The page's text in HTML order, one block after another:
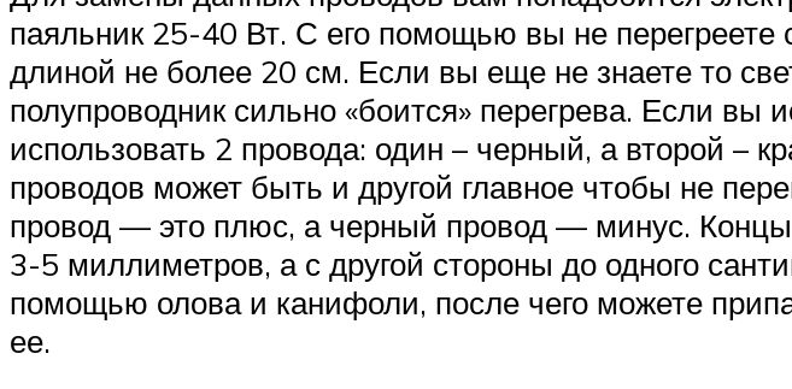
паяльник 25-40 Вт. С его помощью вы не перегреете
длиной не более 20 см. Если вы еще не знаете то
полупроводник сильно «боится» перегрева. Если вы
использовать 2 провода: один – черный, а второй –
проводов может быть и другой главное чтобы не
провод — это плюс, а черный провод — минус.
3-5 миллиметров, а с другой стороны до одного
помощью олова и канифоли, после чего можете
ее.